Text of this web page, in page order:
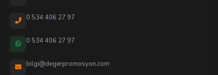
0 534 406 27 97
0 534 406 27 97
bilgi@degerpromosyon.com